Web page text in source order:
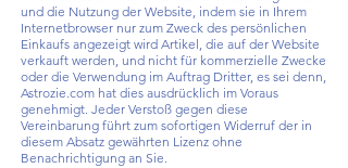
und die Nutzung der Website, indem sie in Ihrem
Internetbrowser nur zum Zweck des persönlichen
Einkaufs angezeigt wird Artikel, die auf der Website
verkauft werden, und nicht für kommerzielle Zwecke
oder die Verwendung im Auftrag Dritter, es sei denn,
Astrozie.com hat dies ausdrücklich im Voraus
genehmigt. Jeder Verstoß gegen diese
Vereinbarung führt zum sofortigen Widerruf der in
diesem Absatz gewährten Lizenz ohne
Benachrichtigung an Sie.